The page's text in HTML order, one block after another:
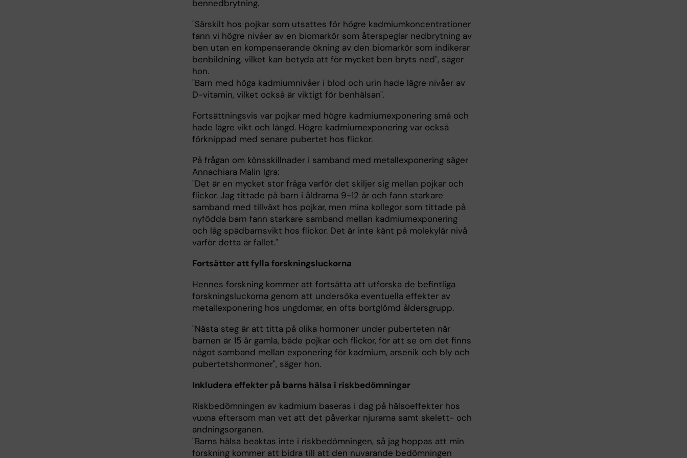
bennedbrytning.
"Särskilt hos pojkar som utsattes för högre kadmiumkoncentrationer
fann vi högre nivåer av en biomarkör som återspeglar nedbrytning av
ben utan en kompenserande ökning av den biomarkör som indikerar
benbildning, vilket kan betyda att för mycket ben bryts ned", säger
hon.
"Barn med höga kadmiumnivåer i blod och urin hade lägre nivåer av
D-vitamin, vilket också är viktigt för benhälsan".
Fortsättningsvis var pojkar med högre kadmiumexponering små och
hade lägre vikt och längd. Högre kadmiumexponering var också
förknippad med senare pubertet hos flickor.
På frågan om könsskillnader i samband med metallexponering säger
Annachiara Malin Igra:
"Det är en mycket stor fråga varför det skiljer sig mellan pojkar och
flickor. Jag tittade på barn i åldrarna 9-12 år och fann starkare
samband med tillväxt hos pojkar, men mina kollegor som tittade på
nyfödda barn fann starkare samband mellan kadmiumexponering
och låg spädbarnsvikt hos flickor. Det är inte känt på molekylär nivå
varför detta är fallet."
Fortsätter att fylla forskningsluckorna
Hennes forskning kommer att fortsätta att utforska de befintliga
forskningsluckorna genom att undersöka eventuella effekter av
metallexponering hos ungdomar, en ofta bortglömd åldersgrupp.
"Nästa steg är att titta på olika hormoner under puberteten när
barnen är 15 år gamla, både pojkar och flickor, för att se om det finns
något samband mellan exponering för kadmium, arsenik och bly och
pubertetshormoner", säger hon.
Inkludera effekter på barns hälsa i riskbedömningar
Riskbedömningen av kadmium baseras i dag på hälsoeffekter hos
vuxna eftersom man vet att det påverkar njurarna samt skelett- och
andningsorganen.
"Barns hälsa beaktas inte i riskbedömningen, så jag hoppas att min
forskning kommer att bidra till att den nuvarande bedömningen